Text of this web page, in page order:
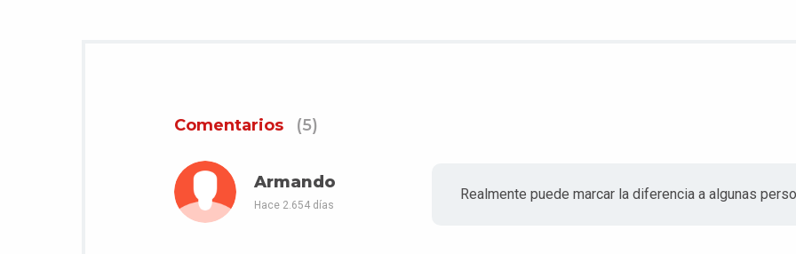
Comentarios (5)
Armando
Hace 2.654 días
Realmente puede marcar la diferencia a algunas